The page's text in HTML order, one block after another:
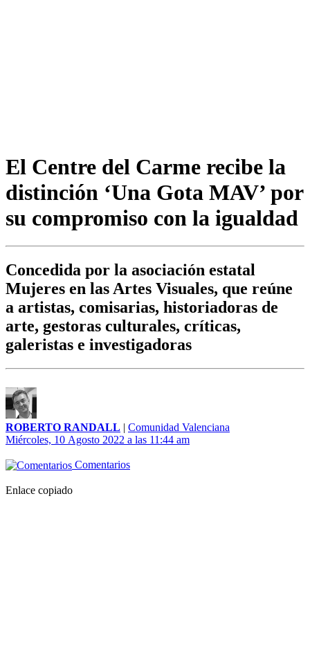
El Centre del Carme recibe la
distinción ‘Una Gota MAV’ por
su compromiso con la igualdad
Concedida por la asociación estatal
Mujeres en las Artes Visuales, que reúne
a artistas, comisarias, historiadoras de
arte, gestoras culturales, críticas,
galeristas e investigadoras
ROBERTO RANDALL | Comunidad Valenciana
Miércoles, 10 Agosto 2022 a las 11:44 am
Comentarios
Enlace copiado